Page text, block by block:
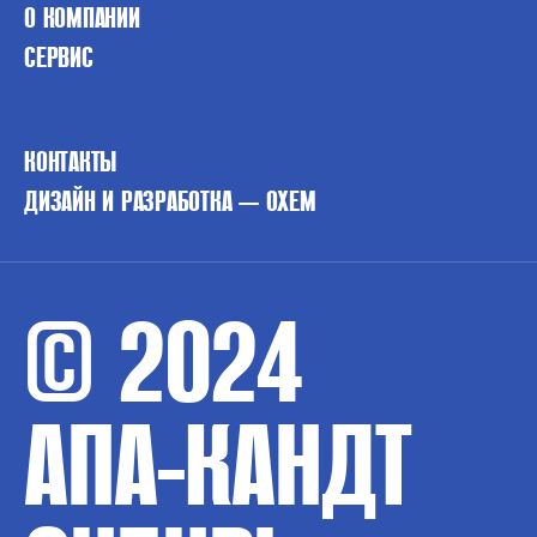
О КОМПАНИИ
СЕРВИС
КОНТАКТЫ
ДИЗАЙН И РАЗРАБОТКА — OXEM
© 2024
АПА-КАНДТ